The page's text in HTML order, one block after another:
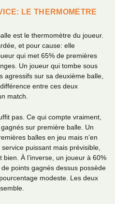
LE THERMOMÈTRE
est le thermomètre du joueur.
et pour cause: elle
qui met 65% de premières
Un joueur qui tombe sous
agressifs sur sa deuxième balle,
entre ces deux
match.
pas. Ce qui compte vraiment,
sur première balle. Un
balles en jeu mais n’en
puissant mais prévisible,
À l’inverse, un joueur à 60%
points gagnés dessus possède
modeste. Les deux